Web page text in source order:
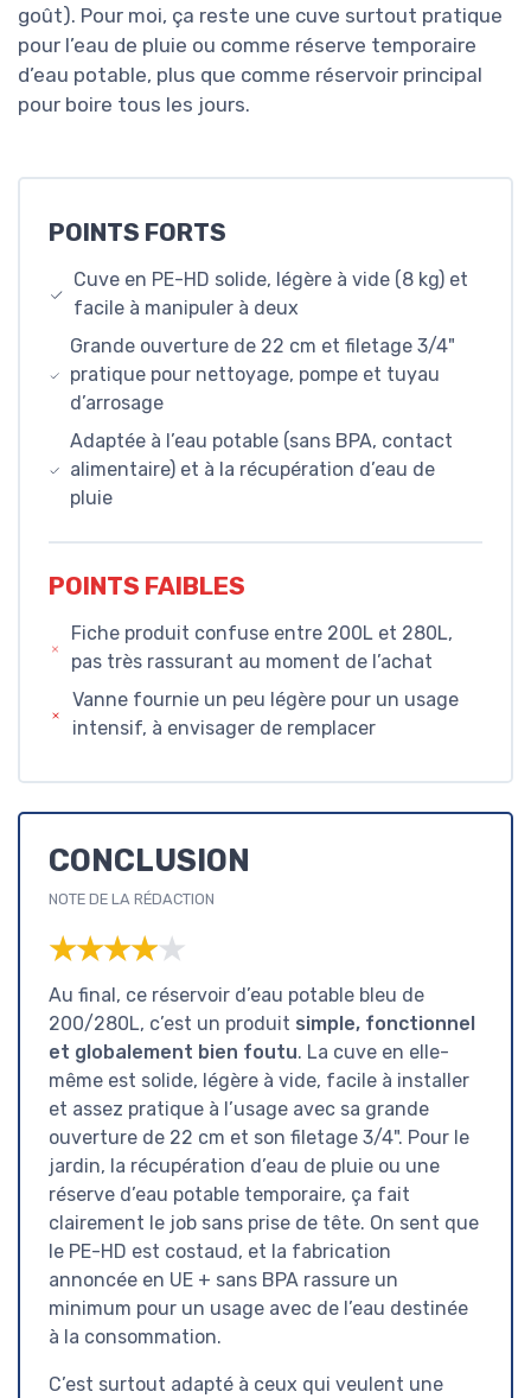
goût). Pour moi, ça reste une cuve surtout pratique
pour l’eau de pluie ou comme réserve temporaire
d’eau potable, plus que comme réservoir principal
pour boire tous les jours.
POINTS FORTS
Cuve en PE-HD solide, légère à vide (8 kg) et
facile à manipuler à deux
Grande ouverture de 22 cm et filetage 3/4"
pratique pour nettoyage, pompe et tuyau
d’arrosage
Adaptée à l’eau potable (sans BPA, contact
alimentaire) et à la récupération d’eau de
pluie
POINTS FAIBLES
Fiche produit confuse entre 200L et 280L,
pas très rassurant au moment de l’achat
Vanne fournie un peu légère pour un usage
intensif, à envisager de remplacer
CONCLUSION
NOTE DE LA RÉDACTION
★★★★★
★★★★★
Au final, ce réservoir d’eau potable bleu de
200/280L, c’est un produit simple, fonctionnel
et globalement bien foutu. La cuve en elle-
même est solide, légère à vide, facile à installer
et assez pratique à l’usage avec sa grande
ouverture de 22 cm et son filetage 3/4". Pour le
jardin, la récupération d’eau de pluie ou une
réserve d’eau potable temporaire, ça fait
clairement le job sans prise de tête. On sent que
le PE-HD est costaud, et la fabrication
annoncée en UE + sans BPA rassure un
minimum pour un usage avec de l’eau destinée
à la consommation.
C’est surtout adapté à ceux qui veulent une